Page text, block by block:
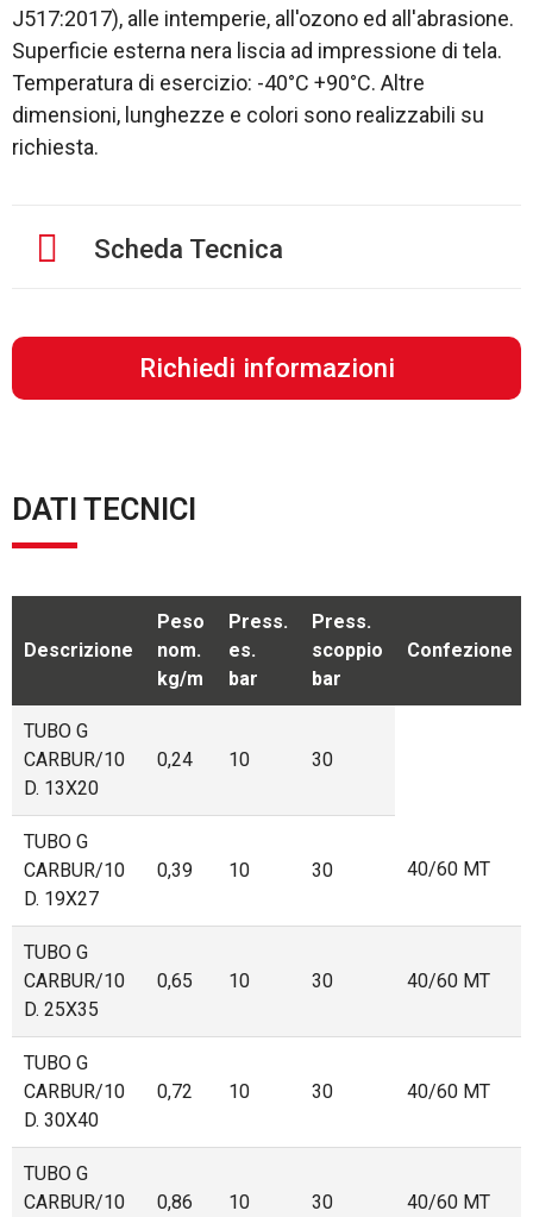
J517:2017), alle intemperie, all'ozono ed all'abrasione.
Superficie esterna nera liscia ad impressione di tela.
Temperatura di esercizio: -40°C +90°C. Altre
dimensioni, lunghezze e colori sono realizzabili su
richiesta.
Scheda Tecnica
Richiedi informazioni
DATI TECNICI
Descrizione
Peso
nom.
kg/m
Press.
es.
bar
Press.
scoppio
bar
Confezione
TUBO G
CARBUR/10
D. 13X20
0,24 10 30
TUBO G
CARBUR/10
D. 19X27
0,39 10 30 40/60 MT
TUBO G
CARBUR/10
D. 25X35
0,65 10 30 40/60 MT
TUBO G
CARBUR/10
D. 30X40
0,72 10 30 40/60 MT
TUBO G
CARBUR/10
0,86 10 30 40/60 MT